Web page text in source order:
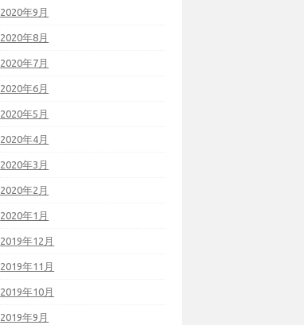
2020年9月
2020年8月
2020年7月
2020年6月
2020年5月
2020年4月
2020年3月
2020年2月
2020年1月
2019年12月
2019年11月
2019年10月
2019年9月